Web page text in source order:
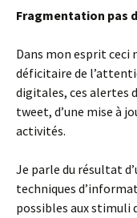
Fragmentation pas
Dans mon esprit ceci
déficitaire de
digitales, ces alertes
tweet, d’une mise à
activités.
Je parle du résultat
techniques
possibles aux stimuli